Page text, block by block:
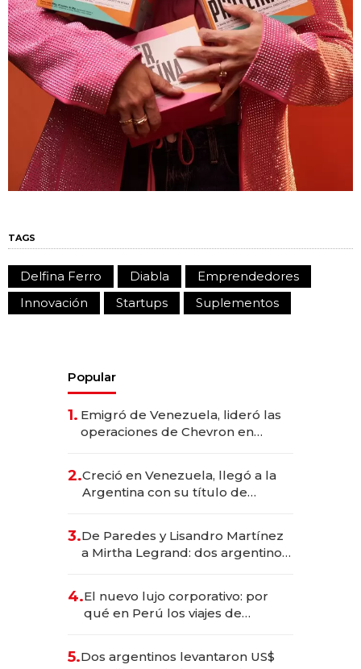
TAGS
Delfina Ferro Diabla
Emprendedores
Innovación
Startups Suplementos
Popular
1. Emigró de Venezuela, lideró las
operaciones de Chevron en
2.Creció en Venezuela, llegó a la
Argentina con su título de
las marcas "fast premium"
3.De Paredes y Lisandro Martínez
a Mirtha Legrand: dos argentinos
4.El nuevo lujo corporativo: por
qué en Perú los viajes de
para convertirse en experiencias
transformadoras
5.Dos argentinos levantaron US$